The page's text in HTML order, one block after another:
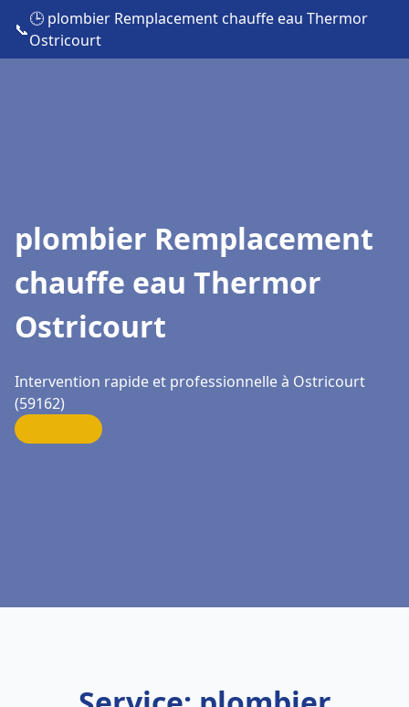
📞
🕒 plombier Remplacement chauffe eau Thermor
Ostricourt
plombier Remplacement
chauffe eau Thermor
Ostricourt
Intervention rapide et professionnelle à Ostricourt
(59162)